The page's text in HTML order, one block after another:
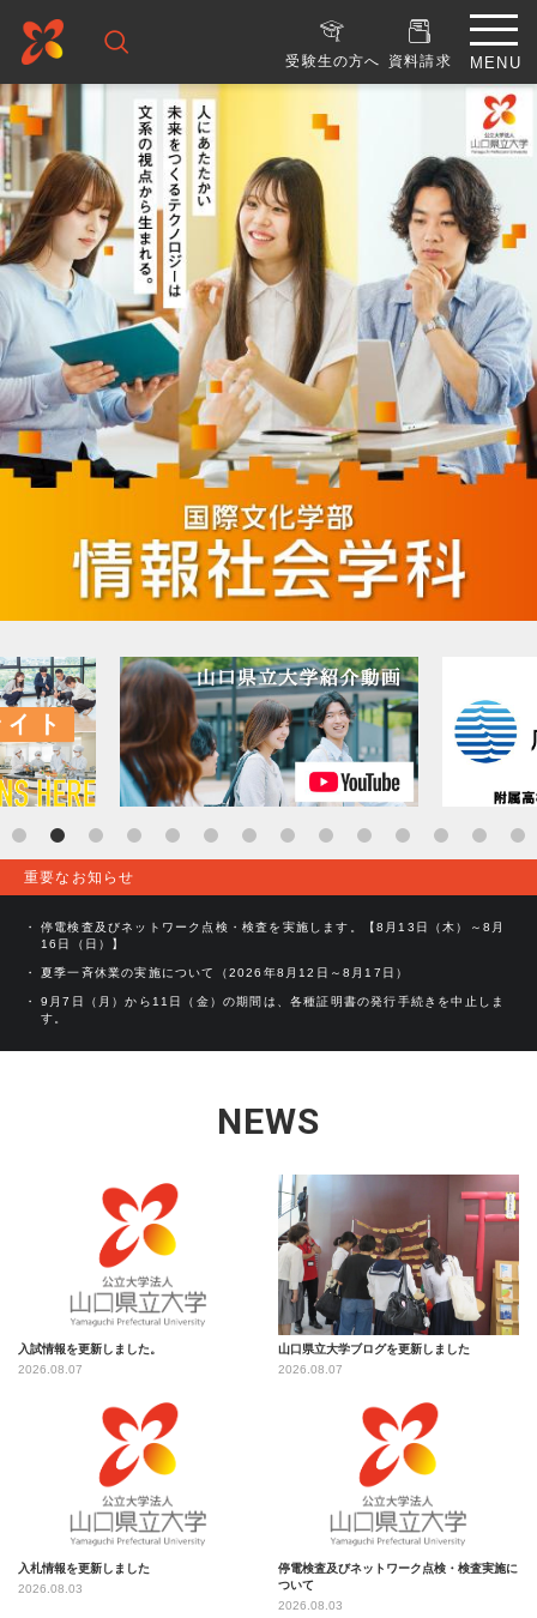
受験生の方へ 資料請求
重要なお知らせ
停電検査及びネットワーク点検・検査を実施します。【8月13日（木）～8月
16日（日）】
夏季一斉休業の実施について（2026年8月12日～8月17日）
9月7日（月）から11日（金）の期間は、各種証明書の発行手続きを中止しま
す。
NEWS
入試情報を更新しました。
2026.08.07
山口県立大学ブログを更新しました
2026.08.07
入札情報を更新しました
2026.08.03
停電検査及びネットワーク点検・検査実施に
ついて
2026.08.03